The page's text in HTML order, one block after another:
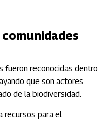
fueron reconocidas dentro
que son actores
de la biodiversidad.
recursos para el